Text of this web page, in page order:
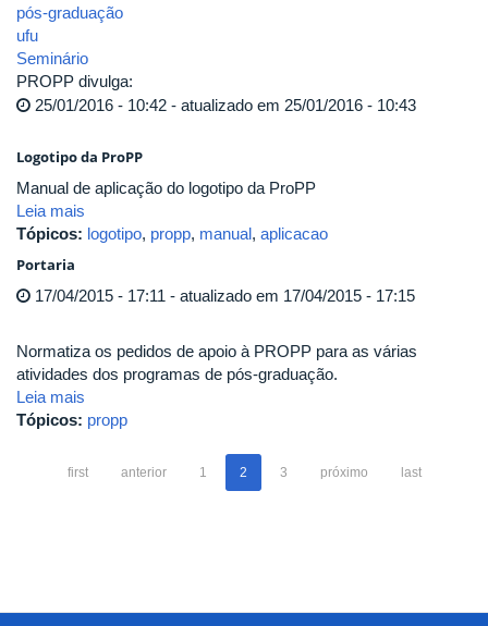
pós-graduação
ufu
Seminário
PROPP divulga:
25/01/2016 - 10:42 - atualizado em 25/01/2016 - 10:43
Logotipo da ProPP
Manual de aplicação do logotipo da ProPP
Leia mais
Tópicos: logotipo, propp, manual, aplicacao
Portaria
17/04/2015 - 17:11 - atualizado em 17/04/2015 - 17:15
Normatiza os pedidos de apoio à PROPP para as várias
atividades dos programas de pós-graduação.
Leia mais
Tópicos: propp
first anterior 1 2 3 próximo last